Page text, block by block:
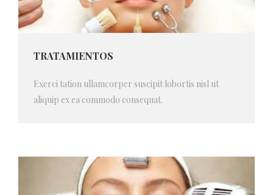
TRATAMIENTOS
Exerci tation ullamcorper suscipit lobortis nisl ut
aliquip ex ea commodo consequat.